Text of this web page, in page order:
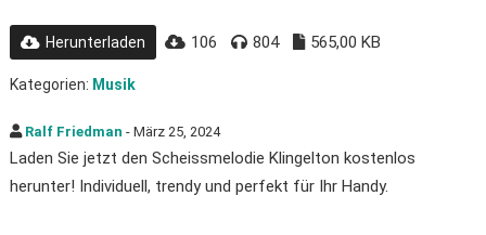
Herunterladen 106 804 565,00 KB
Kategorien: Musik
Ralf Friedman - März 25, 2024
Laden Sie jetzt den Scheissmelodie Klingelton kostenlos
herunter! Individuell, trendy und perfekt für Ihr Handy.